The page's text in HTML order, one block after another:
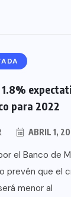
para 2022
ABRIL 1,
el Banco de
prevén que el
menor al